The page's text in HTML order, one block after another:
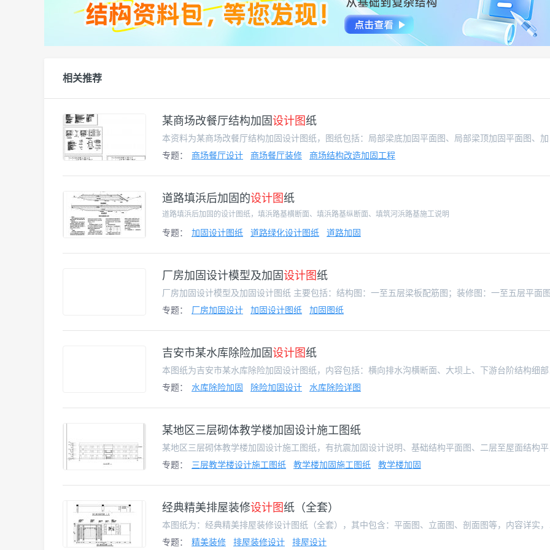
相关推荐
某商场改餐厅结构加固设计图 纸
专题：
商场餐厅设计 商场餐厅装修 商场结构改造加固工程
道路填浜后加固的设计图 纸
道路填浜后加固的设计图纸，填浜路基横断面、填浜路基纵断面、填筑河浜路基施工说明
专题： 加固设计图纸 道路绿化设计图纸 道路加固
厂房加固设计模型及加固设计图 纸
专题：
厂房加固设计 加固设计图纸 加固图纸
吉安市某水库除险加固设计图 纸
专题：
水库除险加固 除险加固设计 水库除险详图
某地区三层砌体教学楼加固设计施工图纸
专题：
三层教学楼设计施工图纸 教学楼加固施工图纸 教学楼加固
经典精美排屋装修设计图 纸（全套）
专题：
精美装修 排屋装修设计 排屋设计